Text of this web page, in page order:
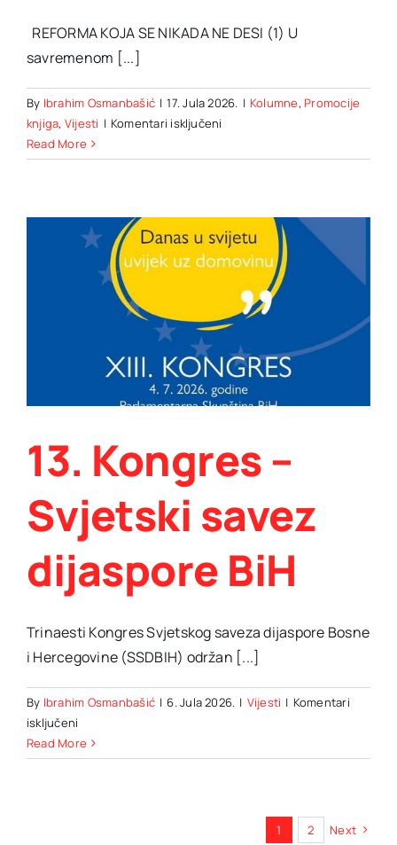
REFORMA KOJA SE NIKADA NE DESI (1) U
savremenom [...]
By Ibrahim Osmanbašić | 17. Jula 2026. | Kolumne, Promocije
knjiga, Vijesti | Komentari isključeni
knjiga:
I
HERCEGOVINI
autor:
Šemsudin
Mehmedović
Read More
13. Kongres –
Svjetski savez
dijaspore BiH
Trinaesti Kongres Svjetskog saveza dijaspore Bosne
i Hercegovine (SSDBIH) održan [...]
By Ibrahim Osmanbašić | 6. Jula 2026. | Vijesti | Komentari
isključeni
13.
Kongres
Read More
1 2 Next